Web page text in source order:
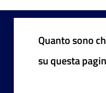
Quanto sono
su questa